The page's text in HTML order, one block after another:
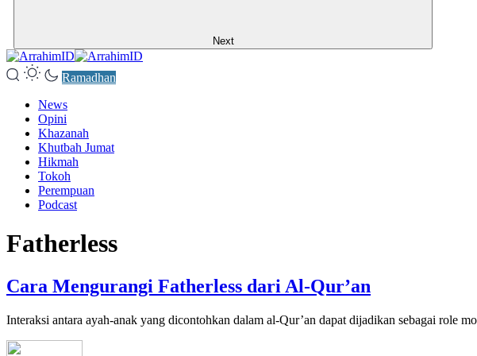
Next
Ramadhan
News
Opini
Khazanah
Khutbah Jumat
Hikmah
Tokoh
Perempuan
Podcast
Fatherless
Cara Mengurangi Fatherless dari Al-Qur’an
Interaksi antara ayah-anak yang dicontohkan dalam al-Qur’an dapat dijadikan sebagai role